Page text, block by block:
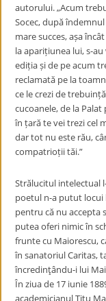
autorului. „Acum
Socec, după
mare succes, așa
la aparițiunea lui, s-
ediția și de pe acum
reclamată pe la
ce le crezi de
cucoanele, de la
în țară te vei trezi cel
dar tot nu este rău,
compatrioții tăi.”
Strălucitul intelectual
poetul n-a putut locui
pentru că nu accepta
putea oferi nimic în
frunte cu Maiorescu,
în sanatoriul Caritas,
încredinţându-i lui
În ziua de 17 iunie
academicianul Titu